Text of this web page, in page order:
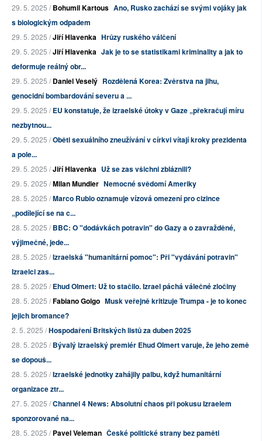
29. 5. 2025 /Bohumil Kartous Ano, Rusko zachází se svými vojáky jak
s biologickým odpadem
29. 5. 2025 /Jiří Hlavenka Hrůzy ruského válčení
29. 5. 2025 /Jiří Hlavenka Jak je to se statistikami kriminality a jak to
deformuje reálný obr...
29. 5. 2025 /Daniel Veselý Rozdělená Korea: Zvěrstva na jihu,
genocidní bombardování severu a ...
29. 5. 2025 /EU konstatuje, že izraelské útoky v Gaze „překračují míru
nezbytnou...
29. 5. 2025 /Oběti sexuálního zneužívání v církvi vítají kroky prezidenta
a pole...
29. 5. 2025 /Jiří Hlavenka Už se zas všichni zbláznili?
29. 5. 2025 /Milan Mundier Nemocné svědomí Ameriky
28. 5. 2025 /Marco Rubio oznamuje vízová omezení pro cizince
„podílející se na c...
28. 5. 2025 /BBC: O "dodávkách potravin" do Gazy a o zavražděné,
výjimečné, jede...
28. 5. 2025 /Izraelská "humanitární pomoc": Při "vydávání potravin"
Izraelci zas...
28. 5. 2025 /Ehud Olmert: Už to stačilo. Izrael páchá válečné zločiny
28. 5. 2025 /Fabiano Golgo Musk veřejně kritizuje Trumpa - je to konec
jejich bromance?
2. 5. 2025 /Hospodaření Britských listů za duben 2025
28. 5. 2025 /Bývalý izraelský premiér Ehud Olmert varuje, že jeho země
se dopouš...
28. 5. 2025 /Izraelské jednotky zahájily palbu, když humanitární
organizace ztr...
27. 5. 2025 /Channel 4 News: Absolutní chaos při pokusu Izraelem
sponzorované na...
28. 5. 2025 /Pavel Veleman České politické strany bez paměti